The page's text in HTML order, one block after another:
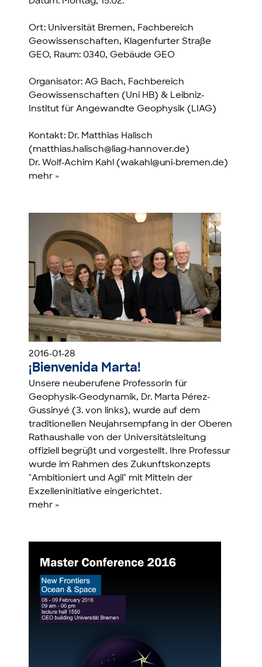
Ort: Universität Bremen, Fachbereich
Geowissenschaften, Klagenfurter Straße
GEO, Raum: 0340, Gebäude GEO
Organisator: AG Bach, Fachbereich
Geowissenschaften (Uni HB) & Leibniz-
Institut für Angewandte Geophysik (LIAG)
Kontakt: Dr. Matthias Halisch
(matthias.halisch@liag-hannover.de)
Dr. Wolf-Achim Kahl (wakahl@uni-bremen.de)
mehr »
2016-01-28
¡Bienvenida Marta!
Unsere neuberufene Professorin für
Geophysik-Geodynamik, Dr. Marta Pérez-
Gussinyé (3. von links), wurde auf dem
traditionellen Neujahrsempfang in der Oberen
Rathaushalle von der Universitätsleitung
offiziell begrüßt und vorgestellt. Ihre Professur
wurde im Rahmen des Zukunftskonzepts
"Ambitioniert und Agil" mit Mitteln der
Exzelleninitiative eingerichtet.
mehr »